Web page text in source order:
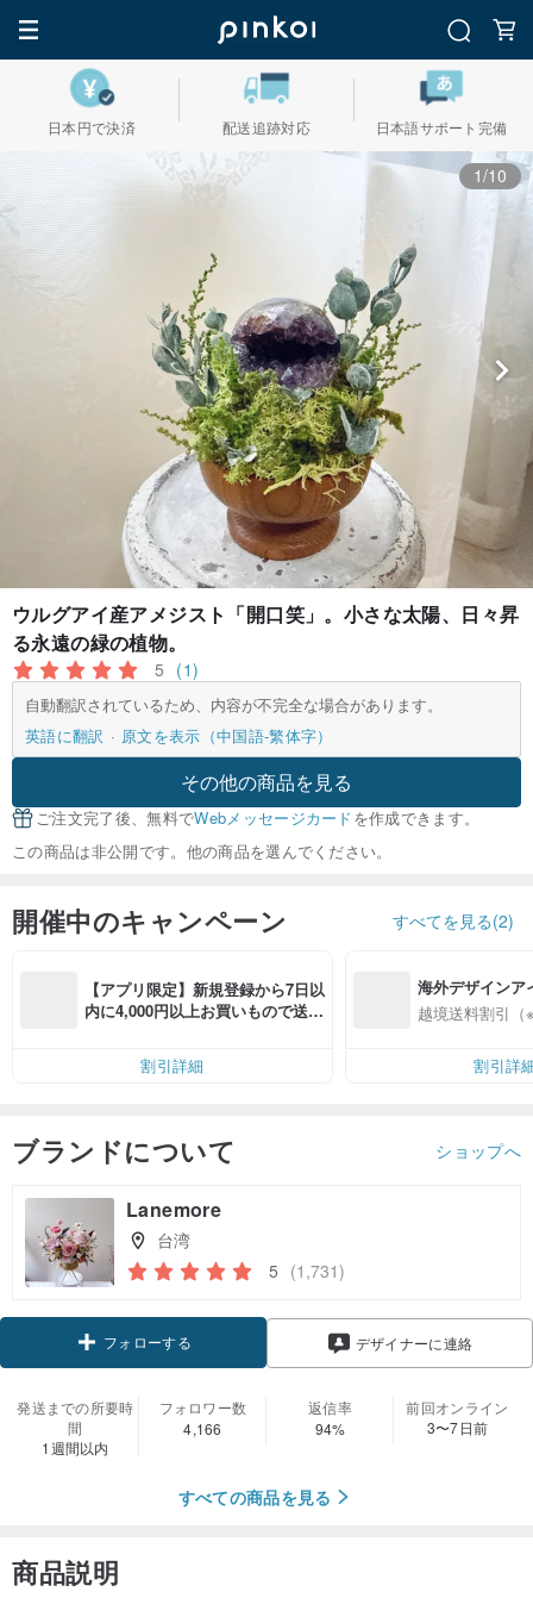
日本円で決済 配送追跡対応 日本語サポート完備
1/10
ウルグアイ産アメジスト「開口笑」。小さな太陽、日々昇
る永遠の緑の植物。
5 (1)
自動翻訳されているため、内容が不完全な場合があります。
英語に翻訳
原文を表示（中国語-繁体字）
その他の商品を見る
ご注文完了後、無料でWebメッセージカードを作成できます。
この商品は非公開です。他の商品を選んでください。
開催中のキャンペーン すべてを見る(2)
【アプリ限定】新規登録から7日以
内に4,000円以上お買いもので送料
割引詳細
海外デザインア
入
越境送料割引（
割引詳
ブランドについて ショップへ
Lanemore
台湾
5 (1,731)
フォローする デザイナーに連絡
発送までの所要時
間
1週間以内
フォロワー数
4,166
返信率
94%
前回オンライン
3〜7日前
すべての商品を見る
商品説明